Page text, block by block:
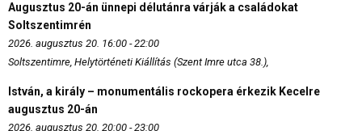
Augusztus 20-án ünnepi délutánra várják a családokat
Soltszentimrén
2026. augusztus 20. 16:00 - 22:00
Soltszentimre, Helytörténeti Kiállítás (Szent Imre utca 38.),
István, a király – monumentális rockopera érkezik Kecelre
augusztus 20-án
2026. augusztus 20. 20:00 - 23:00